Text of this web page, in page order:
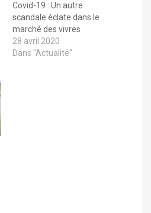
Covid-19 : Un autre
scandale éclate dans le
marché des vivres
28 avril 2020
Dans "Actualité"